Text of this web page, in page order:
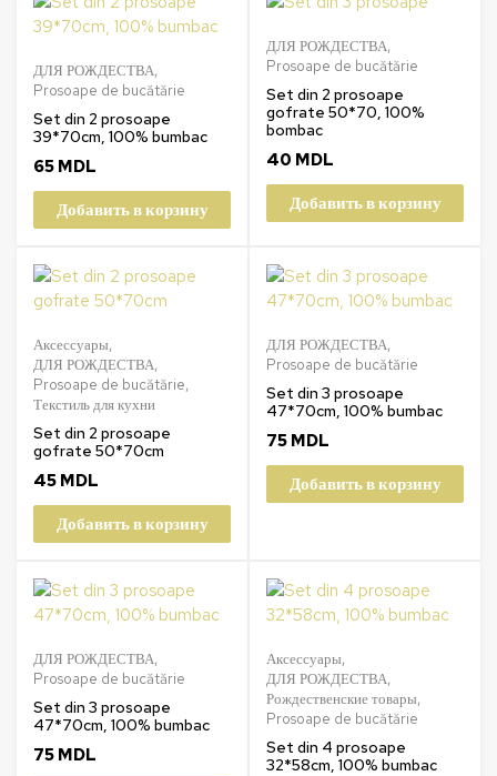
ДЛЯ РОЖДЕСТВА,
Prosoape de bucătărie
Set din 2 prosoape
39*70cm, 100% bumbac
65 MDL
Добавить в корзину
ДЛЯ РОЖДЕСТВА,
Prosoape de bucătărie
Set din 2 prosoape
gofrate 50*70, 100%
bombac
40 MDL
Добавить в корзину
Аксессуары,
ДЛЯ РОЖДЕСТВА,
Prosoape de bucătărie,
Текстиль для кухни
Set din 2 prosoape
gofrate 50*70cm
45 MDL
Добавить в корзину
ДЛЯ РОЖДЕСТВА,
Prosoape de bucătărie
Set din 3 prosoape
47*70cm, 100% bumbac
75 MDL
Добавить в корзину
ДЛЯ РОЖДЕСТВА,
Prosoape de bucătărie
Set din 3 prosoape
47*70cm, 100% bumbac
75 MDL
Аксессуары,
ДЛЯ РОЖДЕСТВА,
Рождественские товары,
Prosoape de bucătărie
Set din 4 prosoape
32*58cm, 100% bumbac